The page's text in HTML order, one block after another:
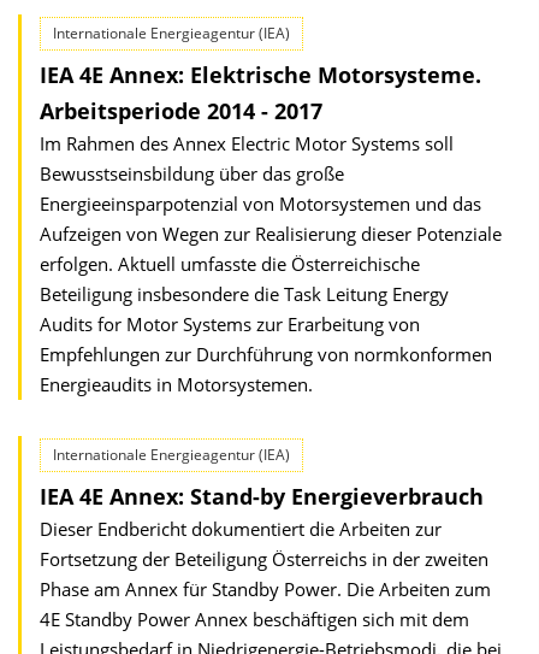
Internationale Energieagentur (IEA)
IEA 4E Annex: Elektrische Motorsysteme.
Arbeitsperiode 2014 - 2017
Im Rahmen des Annex Electric Motor Systems soll
Bewusstseinsbildung über das große
Energieeinsparpotenzial von Motorsystemen und das
Aufzeigen von Wegen zur Realisierung dieser Potenziale
erfolgen. Aktuell umfasste die Österreichische
Beteiligung insbesondere die Task Leitung Energy
Audits for Motor Systems zur Erarbeitung von
Empfehlungen zur Durchführung von normkonformen
Energieaudits in Motorsystemen.
Internationale Energieagentur (IEA)
IEA 4E Annex: Stand-by Energieverbrauch
Dieser Endbericht dokumentiert die Arbeiten zur
Fortsetzung der Beteiligung Österreichs in der zweiten
Phase am Annex für Standby Power. Die Arbeiten zum
4E Standby Power Annex beschäftigen sich mit dem
Leistungsbedarf in Niedrigenergie-Betriebsmodi, die bei